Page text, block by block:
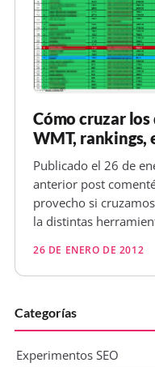
Cómo cruzar
WMT, rankings,
Publicado el 26 de
anterior post
provecho si
la distintas
excel como este Os
cómo, y lo
26 DE ENERO DE 2012
Categorías
Experimentos SEO